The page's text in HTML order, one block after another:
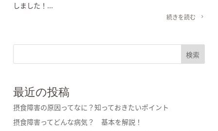
しました！...
続きを読む
検索
最近の投稿
摂食障害の原因ってなに？知っておきたいポイント
摂食障害ってどんな病気？ 基本を解説！